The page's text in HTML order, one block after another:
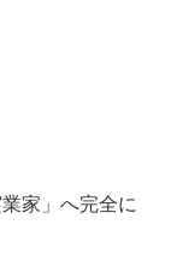
家」へ完全に